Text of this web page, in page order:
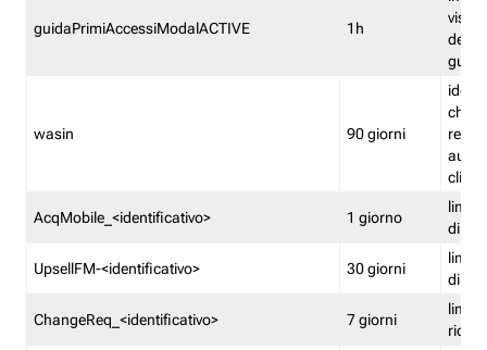
guidaPrimiAccessiModalACTIVE 1h
della
wasin 90 giorni
che
rete
clienti
AcqMobile_<identificativo> 1 giorno
limita
di
UpsellFM-<identificativo> 30 giorni
limita
di
ChangeReq_<identificativo> 7 giorni
limita